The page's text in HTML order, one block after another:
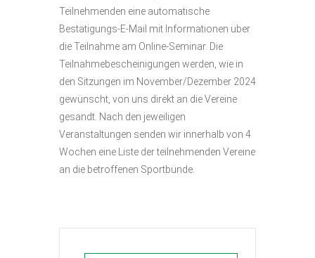
Teilnehmenden eine automatische
Bestätigungs-E-Mail mit Informationen über
die Teilnahme am Online-Seminar. Die
Teilnahmebescheinigungen werden, wie in
den Sitzungen im November/Dezember 2024
gewünscht, von uns direkt an die Vereine
gesandt. Nach den jeweiligen
Veranstaltungen senden wir innerhalb von 4
Wochen eine Liste der teilnehmenden Vereine
an die betroffenen Sportbünde.